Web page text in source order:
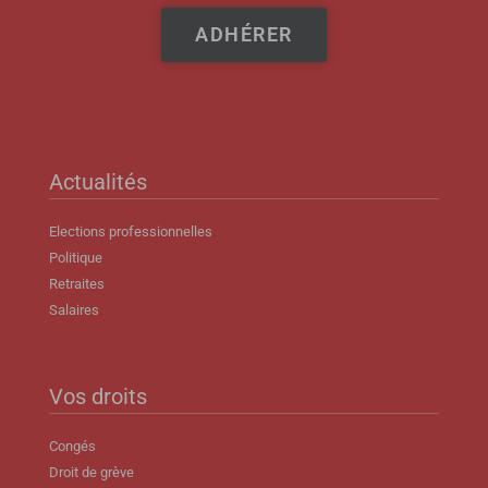
ADHÉRER
Actualités
Elections professionnelles
Politique
Retraites
Salaires
Vos droits
Congés
Droit de grève